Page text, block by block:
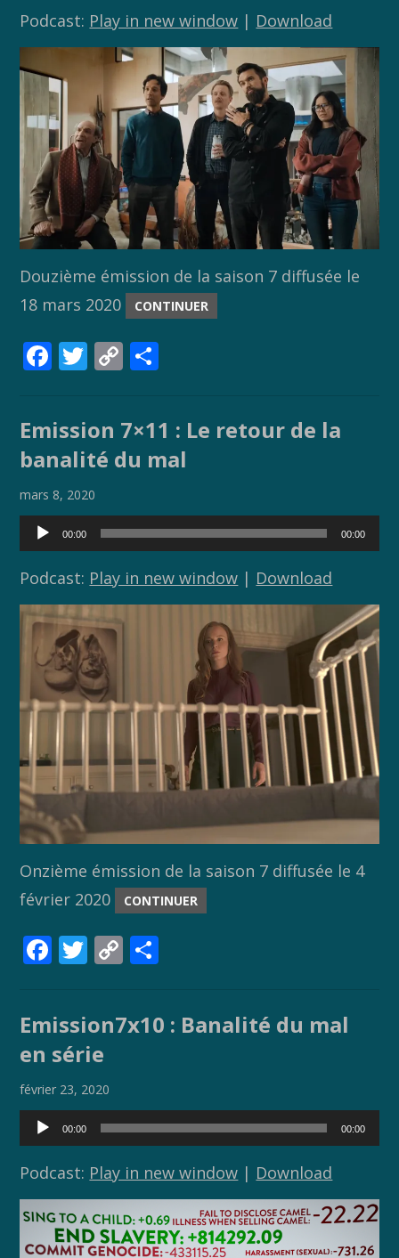
Podcast: Play in new window | Download
Douzième émission de la saison 7 diffusée le
18 mars 2020
CONTINUER
F
e
b
o
o
k
T
er
C
y
Li
k
g
er
Emission 7×11 : Le retour de la
banalité du mal
mars 8, 2020
Lecteur
audio
00:00 00:00
Podcast: Play in new window | Download
Onzième émission de la saison 7 diffusée le 4
février 2020
CONTINUER
F
e
b
o
o
k
T
er
C
y
k
g
Emission7x10 : Banalité du mal
en série
février 23, 2020
Lecteur
audio
00:00 00:00
Podcast: Play in new window | Download